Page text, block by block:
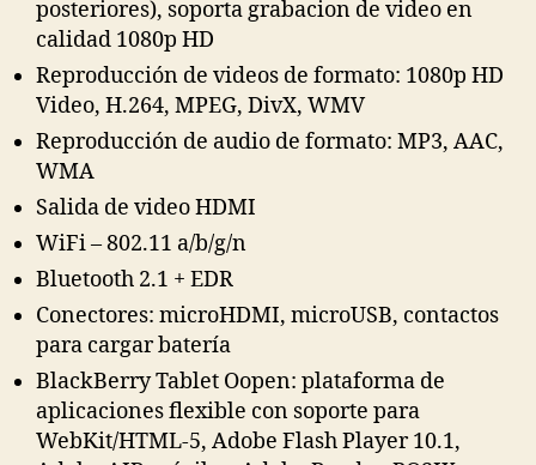
posteriores), soporta grabacion de video en
calidad 1080p HD
Reproducción de videos de formato: 1080p HD
Video, H.264, MPEG, DivX, WMV
Reproducción de audio de formato: MP3, AAC,
WMA
Salida de video HDMI
WiFi – 802.11 a/b/g/n
Bluetooth 2.1 + EDR
Conectores: microHDMI, microUSB, contactos
para cargar batería
BlackBerry Tablet Oopen: plataforma de
aplicaciones flexible con soporte para
WebKit/HTML-5, Adobe Flash Player 10.1,